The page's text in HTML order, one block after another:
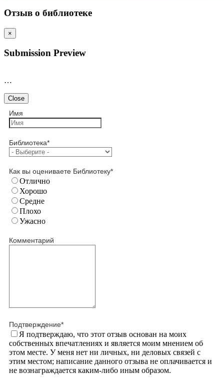
Отзыв о библиотеке
×
Submission Preview
…
Close
Имя
Библиотека*
Как вы оцениваете Библиотеку*
Отлично
Хорошо
Средне
Плохо
Ужасно
Комментарий
Подтверждение*
Я подтверждаю, что этот отзыв основан на моих
собственных впечатлениях и является моим мнением об
этом месте. У меня нет ни личных, ни деловых связей с
этим местом; написание данного отзыва не оплачивается и
не вознаграждается каким-либо иным образом.